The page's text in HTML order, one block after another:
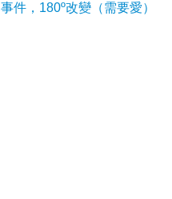
件，180º改變（需要愛）